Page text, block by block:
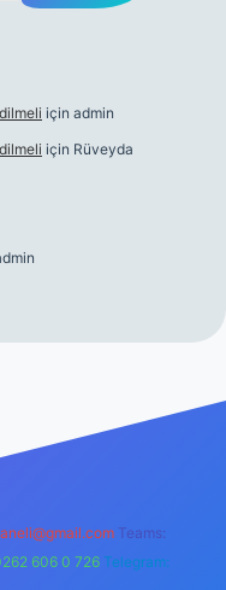
için admin
için Rüveyda
Teams:
606 0 726 Telegram: